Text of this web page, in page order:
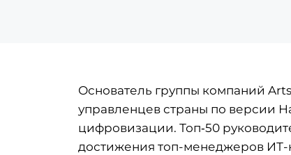
Основатель группы компаний
управленцев страны по версии
цифровизации. Топ‑50
достижения топ-менеджеров ИТ-